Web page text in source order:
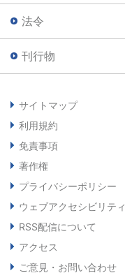
法令
刊行物
サイトマップ
利用規約
免責事項
著作権
プライバシーポリシー
ウェブアクセシビリティ
RSS配信について
アクセス
ご意見・お問い合わせ